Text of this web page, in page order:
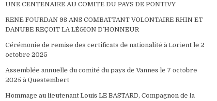
UNE CENTENAIRE AU COMITE DU PAYS DE PONTIVY
RENE FOURDAN 98 ANS COMBATTANT VOLONTAIRE RHIN ET
DANUBE REÇOIT LA LÉGION D’HONNEUR
Cérémonie de remise des certificats de nationalité à Lorient le 2
octobre 2025
Assemblée annuelle du comité du pays de Vannes le 7 octobre
2025 à Questembert
Hommage au lieutenant Louis LE BASTARD, Compagnon de la